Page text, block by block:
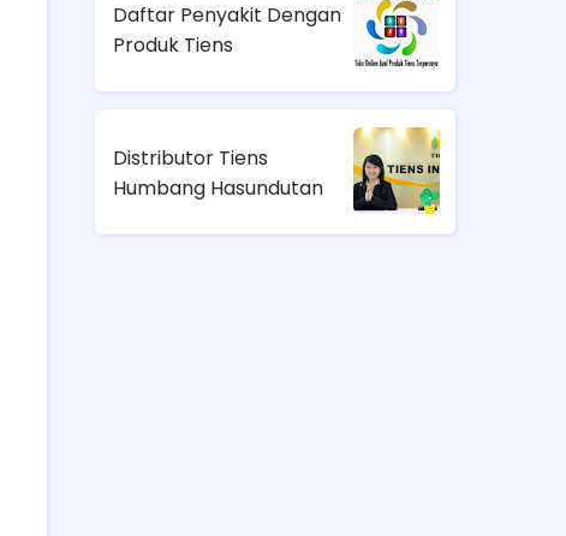
Daftar Penyakit Dengan
Produk Tiens
Distributor Tiens
Humbang Hasundutan